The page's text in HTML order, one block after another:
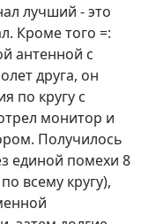
лучший - это
Кроме того =:
антенной с
друга, он
по кругу с
монитор и
Получилось
единой помехи 8
всему кругу),